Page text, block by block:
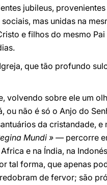
jubileus,
mas unidas na
e filhos do mesmo Pai
que tão profundo
volvendo sobre ele um
não é só o Anjo do
da cristandade, e
Mundi » — percorre
e na Índia, na
tal forma, que apenas
de fervor; são